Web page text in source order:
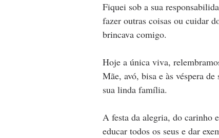
Fiquei sob a sua
fazer outras coisas ou cuidar
brincava comigo.
Hoje a única viva,
Mãe, avó, bisa e às véspera
sua linda família.
A festa da alegria, do carinho
educar todos os seus e dar